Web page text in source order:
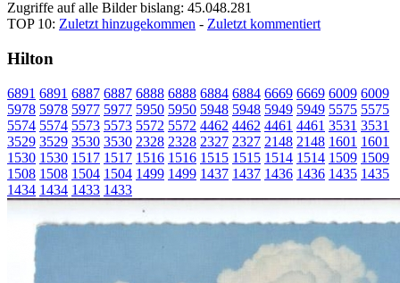
Zugriffe auf alle Bilder bislang: 45.048.281
TOP 10: Zuletzt hinzugekommen - Zuletzt kommentiert
Hilton
6891 6891 6887 6887 6888 6888 6884 6884 6669 6669 6009 6009
5978 5978 5977 5977 5950 5950 5948 5948 5949 5949 5575 5575
5574 5574 5573 5573 5572 5572 4462 4462 4461 4461 3531 3531
3529 3529 3530 3530 2328 2328 2327 2327 2148 2148 1601 1601
1530 1530 1517 1517 1516 1516 1515 1515 1514 1514 1509 1509
1508 1508 1504 1504 1499 1499 1437 1437 1436 1436 1435 1435
1434 1434 1433 1433